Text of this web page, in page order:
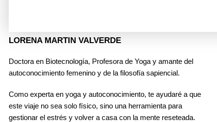
LORENA MARTIN VALVERDE
Doctora en Biotecnología, Profesora de Yoga y amante del
autoconocimiento femenino y de la filosofía sapiencial.
Como experta en yoga y autoconocimiento, te ayudaré a que
este viaje no sea solo físico, sino una herramienta para
gestionar el estrés y volver a casa con la mente reseteada.